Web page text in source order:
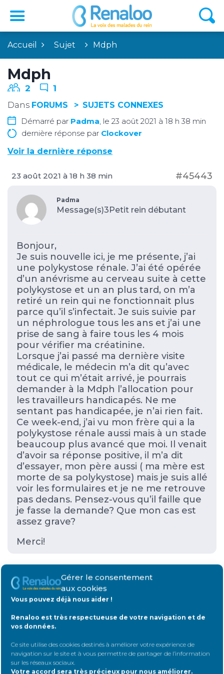
Gérer le consentement
aux cookies
Vous pouvez déjà nous aider !
Renaloo est très respectueuse de votre navigation et de
vos données.
Ce site utilise des cookies destinés à améliorer votre expérience de
navigation sur le site et à vous permettre de partager de l’information
sur les réseaux sociaux.
Votre accord sera très précieux pour nous améliorer.
Accueil Sujet Mdph
Mdph
2 1
Dans FORUMS
SUJETS CONNEXES
Démarré par Padma , le 23 août 2021 à 18 h 38 min
dernière réponse par Clockover
Voir la dernière réponse
23 août 2021 à 18 h 38 min #45443
Padma
Message(s)3Petit rein débutant
Bonjour,
Je suis nouvelle ici, je me présente, j’ai
une polykystose rénale. J’ai été opérée
d’un anévrisme au cerveau suite à cette
polykystose et un an plus tard, on m’a
retiré un rein qui ne fonctionnait plus
parce qu’il s’infectait. Je suis suivie par
un néphrologue tous les ans et j’ai une
prise de sang à faire tous les 4 mois
pour vérifier ma créatinine.
Lorsque j’ai passé ma dernière visite
médicale, le médecin m’a dit qu’avec
tout ce qui m’était arrivé, je pourrais
demander à la Mdph l’allocation pour
les travailleurs handicapés. Ne me
sentant pas handicapée, je n’ai rien fait.
Ce week-end, j’ai vu mon frère qui a la
polykystose rénale aussi mais à un stade
beaucoup plus avancé que moi. Il venait
d’avoir sa réponse positive, il m’a dit
d’essayer, mon père aussi ( ma mère est
morte de sa polykystose) mais je suis allé
voir les formulaires et je ne me retrouve
pas dedans. Pensez-vous qu’il faille que
je fasse la demande? Que mon cas est
assez grave?
Merci!
1 septembre 2021 à 16 h 08 min
Message(s)23Petit rein débutant
Si vous ne vous retrouvez pas dans le
formulaire MDPH ne le remplissez tout